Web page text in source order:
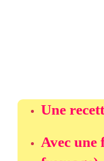
Une
Avec une